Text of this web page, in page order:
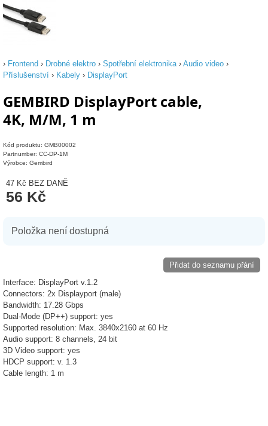
› Frontend › Drobné elektro › Spotřební elektronika› Audio video ›
Příslušenství › Kabely › DisplayPort
GEMBIRD DisplayPort cable,
4K, M/M, 1 m
Kód produktu: GMB00002
Partnumber: CC-DP-1M
Výrobce: Gembird
BEZ DANĚ
47 Kč
56 Kč
Položka není dostupná
Přidat do seznamu přání
Interface: DisplayPort v.1.2
Connectors: 2x Displayport (male)
Bandwidth: 17.28 Gbps
Dual-Mode (DP++) support: yes
Supported resolution: Max. 3840x2160 at 60 Hz
Audio support: 8 channels, 24 bit
3D Video support: yes
HDCP support: v. 1.3
Cable length: 1 m